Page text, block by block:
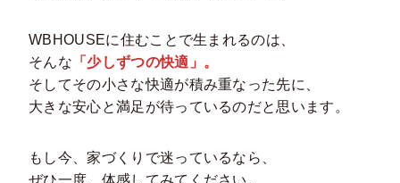
WBHOUSEに住むことで生まれるのは、
そんな 「少しずつの快適」。
そしてその小さな快適が積み重なった先に、
大きな安心と満足が待っているのだと思います。
もし今、家づくりで迷っているなら、
ぜひ一度、体感してみてください。